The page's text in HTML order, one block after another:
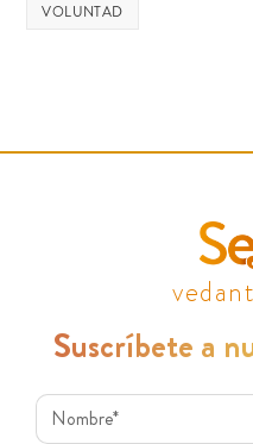
VOLUNTAD
Suscríbete a